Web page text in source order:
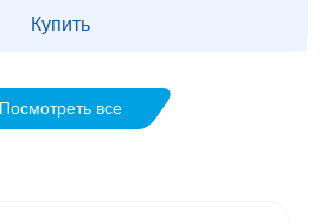
Купить
Посмотреть все